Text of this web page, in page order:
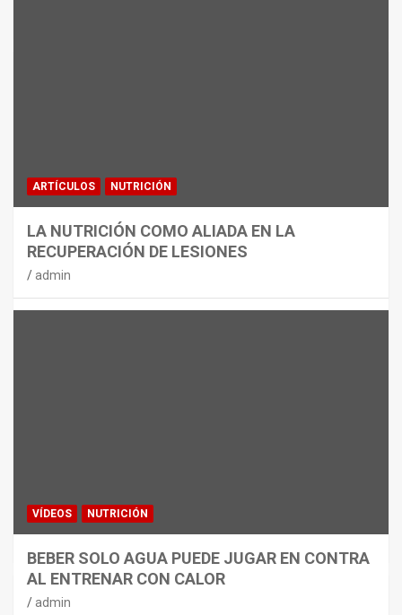
ARTÍCULOS NUTRICIÓN
LA NUTRICIÓN COMO ALIADA EN LA
RECUPERACIÓN DE LESIONES
admin
VÍDEOS NUTRICIÓN
BEBER SOLO AGUA PUEDE JUGAR EN CONTRA
AL ENTRENAR CON CALOR
admin